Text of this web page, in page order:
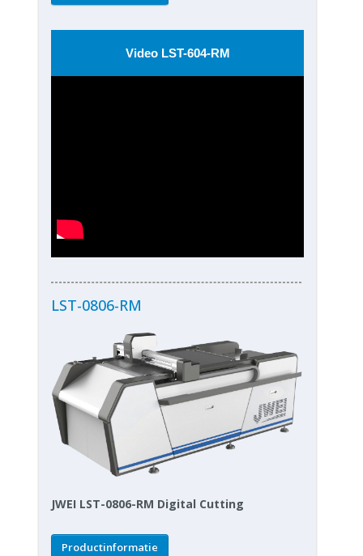
Video LST-604-RM
LST-0806-RM
JWEI LST-0806-RM Digital Cutting
Productinformatie